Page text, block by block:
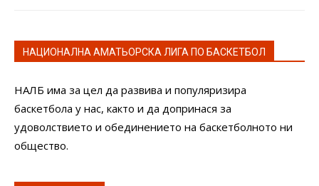
НАЦИОНАЛНА АМАТЬОРСКА ЛИГА ПО БАСКЕТБОЛ
НАЛБ има за цел да развива и популяризира
баскетбола у нас, както и да допринася за
удоволствието и обединението на баскетболното ни
общество.